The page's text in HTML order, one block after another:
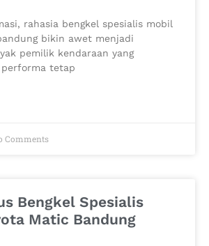
rahasia bengkel spesialis mobil
bikin awet menjadi
pemilik kendaraan yang
performa tetap
Comments
Bengkel Spesialis
Matic Bandung